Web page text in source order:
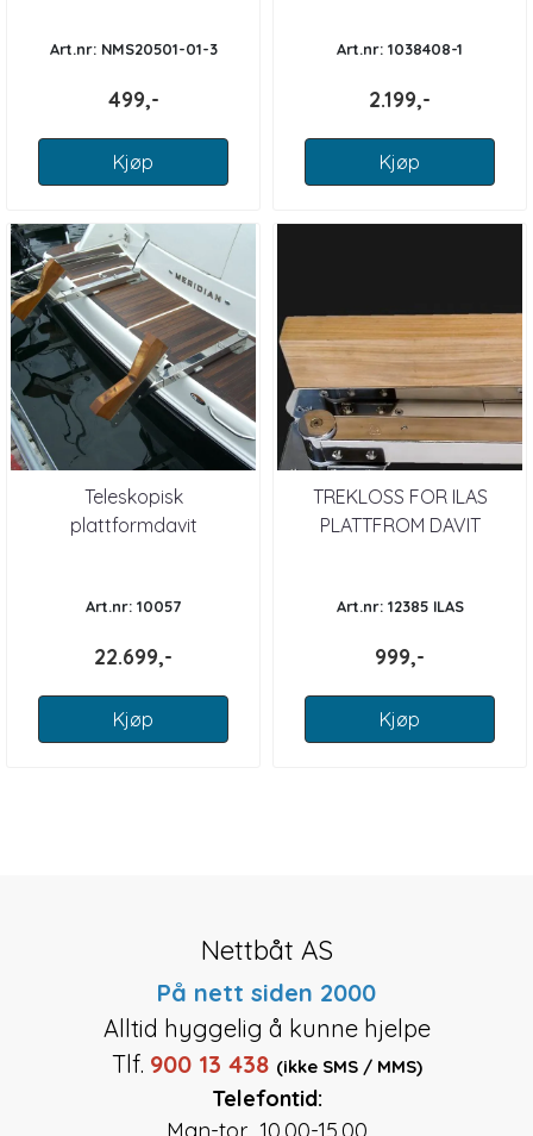
Art.nr: NMS20501-01-3
499,-
Kjøp
Art.nr: 1038408-1
2.199,-
Kjøp
Teleskopisk
plattformdavit
Art.nr: 10057
22.699,-
Kjøp
TREKLOSS FOR ILAS
PLATTFROM DAVIT
Art.nr: 12385 ILAS
999,-
Kjøp
Nettbåt AS
På nett siden 2000
Alltid hyggelig å kunne hjelpe
Tlf. 900 13 438 (ikke SMS / MMS)
Telefontid:
Man-tor 10.00-15.00